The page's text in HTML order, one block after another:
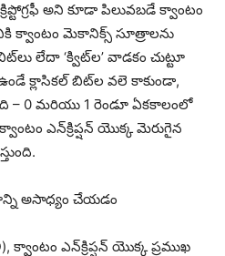
అని కూడా పిలువబడే క్వాంటం
క్వాంటం మెకానిక్స్ సూత్రాలను
లేదా ‘క్విట్‌ల’ వాడకం చుట్టూ
క్లాసికల్ బిట్‌ల వలె కాకుండా,
– 0 మరియు 1 రెండూ ఏకకాలంలో
ఎన్‌క్రిప్షన్ యొక్క మెరుగైన
అసాధ్యం చేయడం
క్వాంటం ఎన్‌క్రిప్షన్ యొక్క ప్రముఖ